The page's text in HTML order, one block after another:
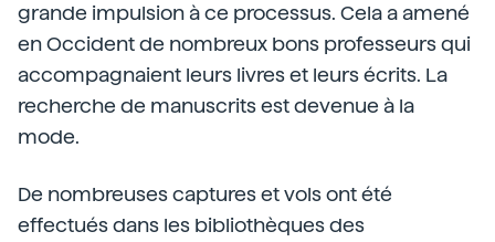
grande impulsion à ce processus. Cela a amené
en Occident de nombreux bons professeurs qui
accompagnaient leurs livres et leurs écrits. La
recherche de manuscrits est devenue à la
mode.
De nombreuses captures et vols ont été
effectués dans les bibliothèques des